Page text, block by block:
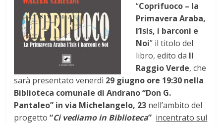
“Coprifuoco – la
Primavera Araba,
l’Isis, i barconi e
Noi” il titolo del
libro, edito da Il
Raggio Verde, che
sarà presentato venerdì 29 giugno ore 19:30 nella
Biblioteca comunale di Andrano “Don G.
Pantaleo” in via Michelangelo, 23 nell’ambito del
progetto“Ci vediamo in Biblioteca” incentrato sul